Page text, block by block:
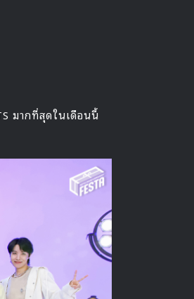
มากที่สุดในเดือนนี้